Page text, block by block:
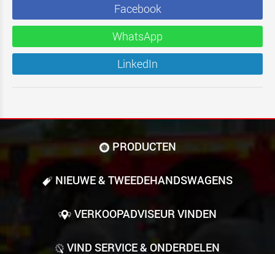
Facebook
WhatsApp
LinkedIn
PRODUCTEN
NIEUWE & TWEEDE­HANDS­WAGENS
VERKOOPADVISEUR VINDEN
VIND SERVICE & ONDERDELEN